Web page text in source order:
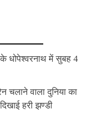
धोपेश्वरनाथ में सुबह 4
चलाने वाला दुनिया का
हरी झण्डी